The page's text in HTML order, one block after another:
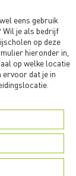
eens gebruik
Wil je als bedrijf
op deze
hieronder in,
op welke locatie
ervoor dat je in